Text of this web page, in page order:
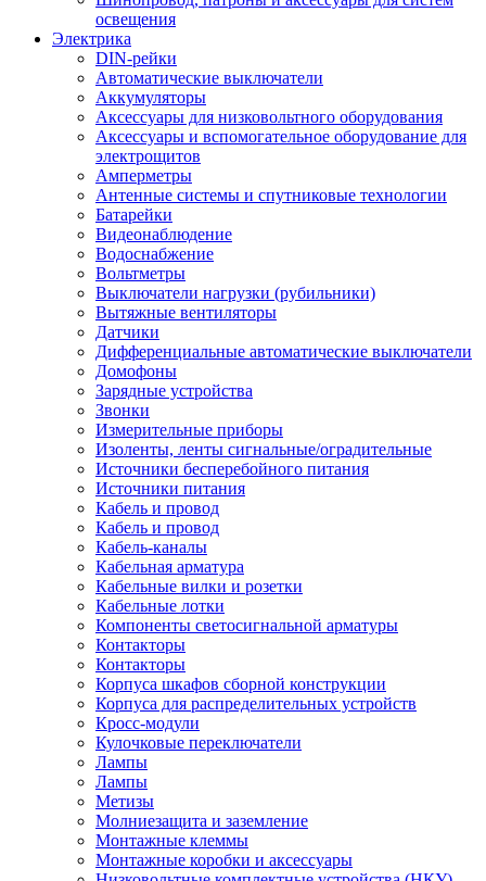
освещения
Электрика
DIN-рейки
Автоматические выключатели
Аккумуляторы
Аксессуары для низковольтного оборудования
Аксессуары и вспомогательное оборудование для
электрощитов
Амперметры
Антенные системы и спутниковые технологии
Батарейки
Видеонаблюдение
Водоснабжение
Вольтметры
Выключатели нагрузки (рубильники)
Вытяжные вентиляторы
Датчики
Дифференциальные автоматические выключатели
Домофоны
Зарядные устройства
Звонки
Измерительные приборы
Изоленты, ленты сигнальные/оградительные
Источники бесперебойного питания
Источники питания
Кабель и провод
Кабель и провод
Кабель-каналы
Кабельная арматура
Кабельные вилки и розетки
Кабельные лотки
Компоненты светосигнальной арматуры
Контакторы
Контакторы
Корпуса шкафов сборной конструкции
Корпуса для распределительных устройств
Кросс-модули
Кулочковые переключатели
Лампы
Лампы
Метизы
Молниезащита и заземление
Монтажные клеммы
Монтажные коробки и аксессуары